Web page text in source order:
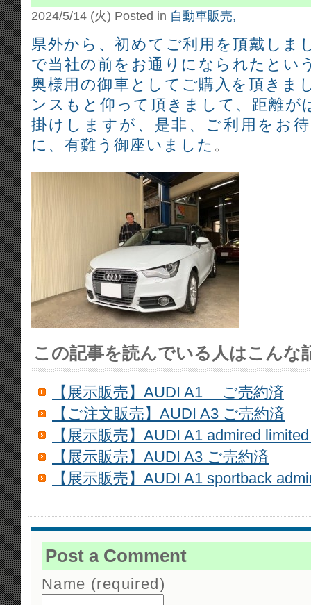
2024/5/14 (火) Posted in 自動車販売,
県外から、初めてご利用を頂戴しま
で当社の前をお通りになられたとい
奥様用の御車としてご購入を頂きま
ンスもと仰って頂きまして、距離が
掛けしますが、是非、ご利用をお
に、有難う御座いました 。
この記事を読んでいる人はこんな
【展示販売】AUDI A1 ご売約済
【ご注文販売】AUDI A3 ご売約済
【展示販売】AUDI A1 admired
【展示販売】AUDI A3 ご売約済
【展示販売】AUDI A1 sportback
Post a Comment
Name (required)